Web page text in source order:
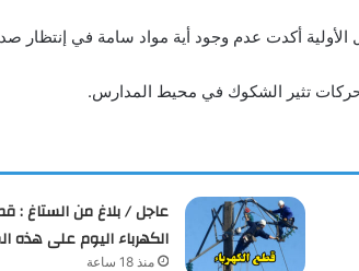
أكدت عدم وجود أية مواد سامة في إنتظار صدور
تحركات تثير الشكوك في محيط المدارس.
عاجل / بلاغ من الستاغ :
الكهرباء اليوم على هذه
منذ 18 ساعة